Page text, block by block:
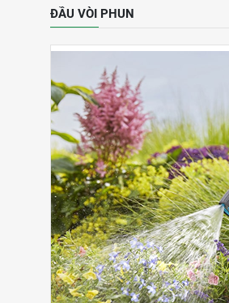
ĐẦU VÒI PHUN